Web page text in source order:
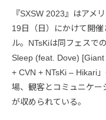
『SXSW 2023』はアメ
19日（日）にかけて開
ル。NTsKiは同フェスで
Sleep (feat. Dove)
+ CVN + NTsKi – Hikari
場、観客とコミュニケー
が収められている。